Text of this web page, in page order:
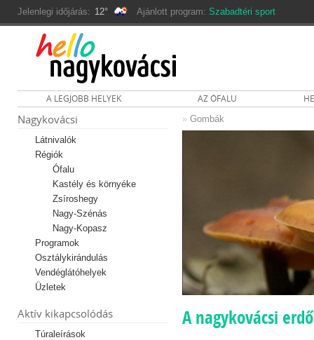
Jelenlegi időjárás: 12° Ajánlott program: Szabadtéri sport
A LEGJOBB HELYEK AZ ÓFALU
Nagykovácsi
Látnivalók
Régiók
Ófalu
Kastély és környéke
Zsíroshegy
Nagy-Szénás
Nagy-Kopasz
Programok
Osztálykirándulás
Vendéglátóhelyek
Üzletek
Aktív kikapcsolódás
Túraleírások
» Gombák
A nagykovácsi